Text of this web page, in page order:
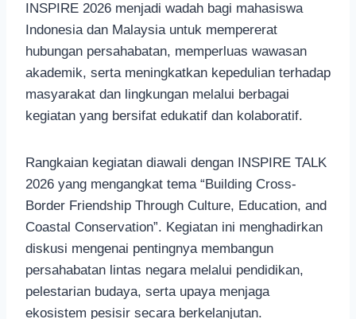
INSPIRE 2026 menjadi wadah bagi mahasiswa
Indonesia dan Malaysia untuk mempererat
hubungan persahabatan, memperluas wawasan
akademik, serta meningkatkan kepedulian terhadap
masyarakat dan lingkungan melalui berbagai
kegiatan yang bersifat edukatif dan kolaboratif.
Rangkaian kegiatan diawali dengan INSPIRE TALK
2026 yang mengangkat tema “Building Cross-
Border Friendship Through Culture, Education, and
Coastal Conservation”. Kegiatan ini menghadirkan
diskusi mengenai pentingnya membangun
persahabatan lintas negara melalui pendidikan,
pelestarian budaya, serta upaya menjaga
ekosistem pesisir secara berkelanjutan.